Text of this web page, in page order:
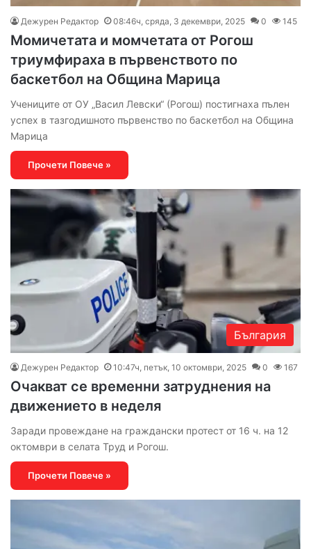
Дежурен Редактор 08:46ч, сряда, 3 декември, 2025 0 145
Момичетата и момчетата от Рогош
триумфираха в първенството по
баскетбол на Община Марица
Учениците от ОУ „Васил Левски“ (Рогош) постигнаха пълен
успех в тазгодишното първенство по баскетбол на Община
Марица
Прочети Повече »
България
Дежурен Редактор 10:47ч, петък, 10 октомври, 2025 0 167
Очакват се временни затруднения на
движението в неделя
Заради провеждане на граждански протест от 16 ч. на 12
октомври в селата Труд и Рогош.
Прочети Повече »